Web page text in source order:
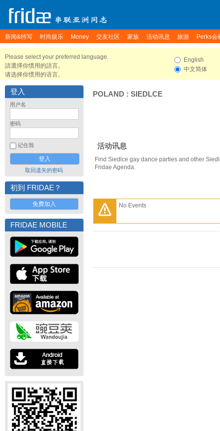
新闻&特写 时尚娱乐 Money 交友社区 家族 活动讯息 旅游 Perks会
Please select your preferred language.
請選擇你慣用的語言。
请选择你惯用的语言。
English
中文简体
登入
用户名
密码
记住我
取回遗失的密码
初到 FRIDAE？
免费加入
FRIDAE MOBILE
POLAND : SIEDLCE
活动讯息
Find Siedlce gay dance parties and other
Fridae Agenda.
No Events